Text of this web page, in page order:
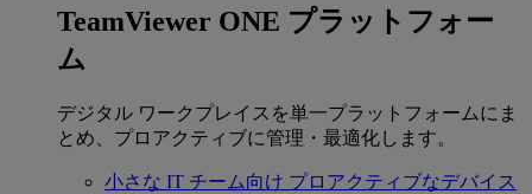
TeamViewer ONE プラットフォー
ム
デジタル ワークプレイスを単一プラットフォームにま
とめ、プロアクティブに管理・最適化します。
小さな IT チーム向け プロアクティブなデバイス